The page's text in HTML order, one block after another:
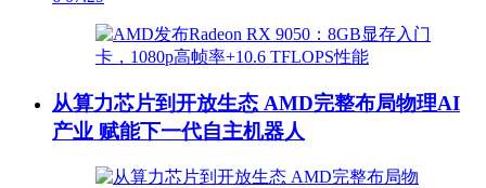
从算力芯片到开放生态 AMD完整布局物理AI
产业 赋能下一代自主机器人